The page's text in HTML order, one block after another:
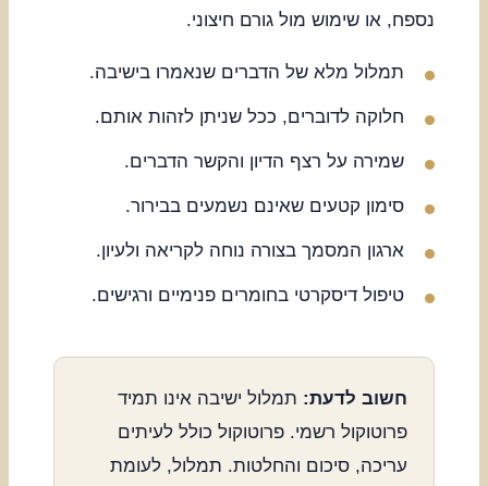
נספח, או שימוש מול גורם חיצוני.
תמלול מלא של הדברים שנאמרו בישיבה.
חלוקה לדוברים, ככל שניתן לזהות אותם.
שמירה על רצף הדיון והקשר הדברים.
סימון קטעים שאינם נשמעים בבירור.
ארגון המסמך בצורה נוחה לקריאה ולעיון.
טיפול דיסקרטי בחומרים פנימיים ורגישים.
חשוב לדעת: תמלול ישיבה אינו תמיד
פרוטוקול רשמי. פרוטוקול כולל לעיתים
עריכה, סיכום והחלטות. תמלול, לעומת